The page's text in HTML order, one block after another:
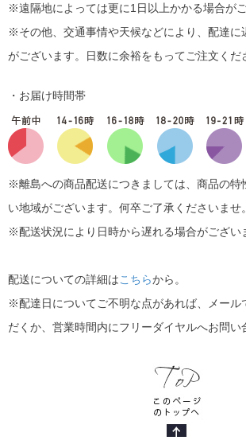
※遠隔地によっては更に1日以上かかる場合がご
※その他、交通事情や天候などにより、配達に
がございます。日数に余裕をもってご注文くだ
・お届け時間帯
※離島への商品配送につきましては、商品の特
い地域がございます。何卒ご了承くださいませ。
※配送状況により日時から遅れる場合がござい
配送についての詳細はこちらから。
※配達日についてご不明な点があれば、メール
だくか、営業時間内にフリーダイヤルへお問い